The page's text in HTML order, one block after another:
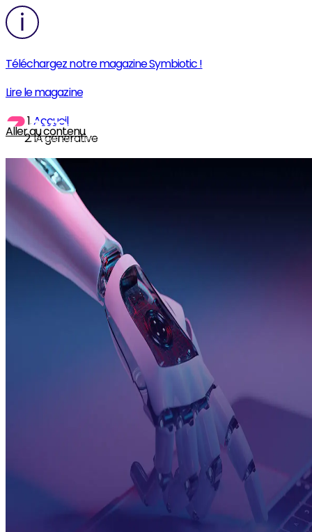
Téléchargez notre magazine Symbiotic !
Lire le magazine
Aller au contenu
Accueil
IA générative